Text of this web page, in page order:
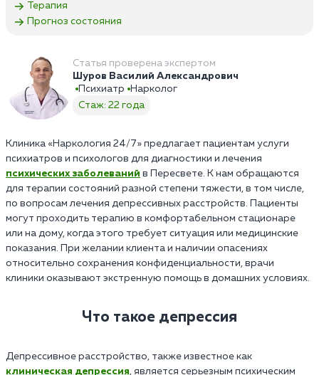
Терапия
Прогноз состояния
Статья проверена экспертом
Шуров Василий Александрович
Психиатр
Нарколог
Стаж: 22 года
Клиника «Наркология 24/7» предлагает пациентам услуги
психиатров и психологов для диагностики и лечения
психических заболеваний в Пересвете. К нам обращаются
для терапии состояний разной степени тяжести, в том числе,
по вопросам лечения депрессивных расстройств. Пациенты
могут проходить терапию в комфортабельном стационаре
или на дому, когда этого требует ситуация или медицинские
показания. При желании клиента и наличии опасениях
относительно сохранения конфиденциальности, врачи
клиники оказывают экстренную помощь в домашних условиях.
Что такое депрессия
Депрессивное расстройство, также известное как
клиническая депрессия, является серьезным психическим